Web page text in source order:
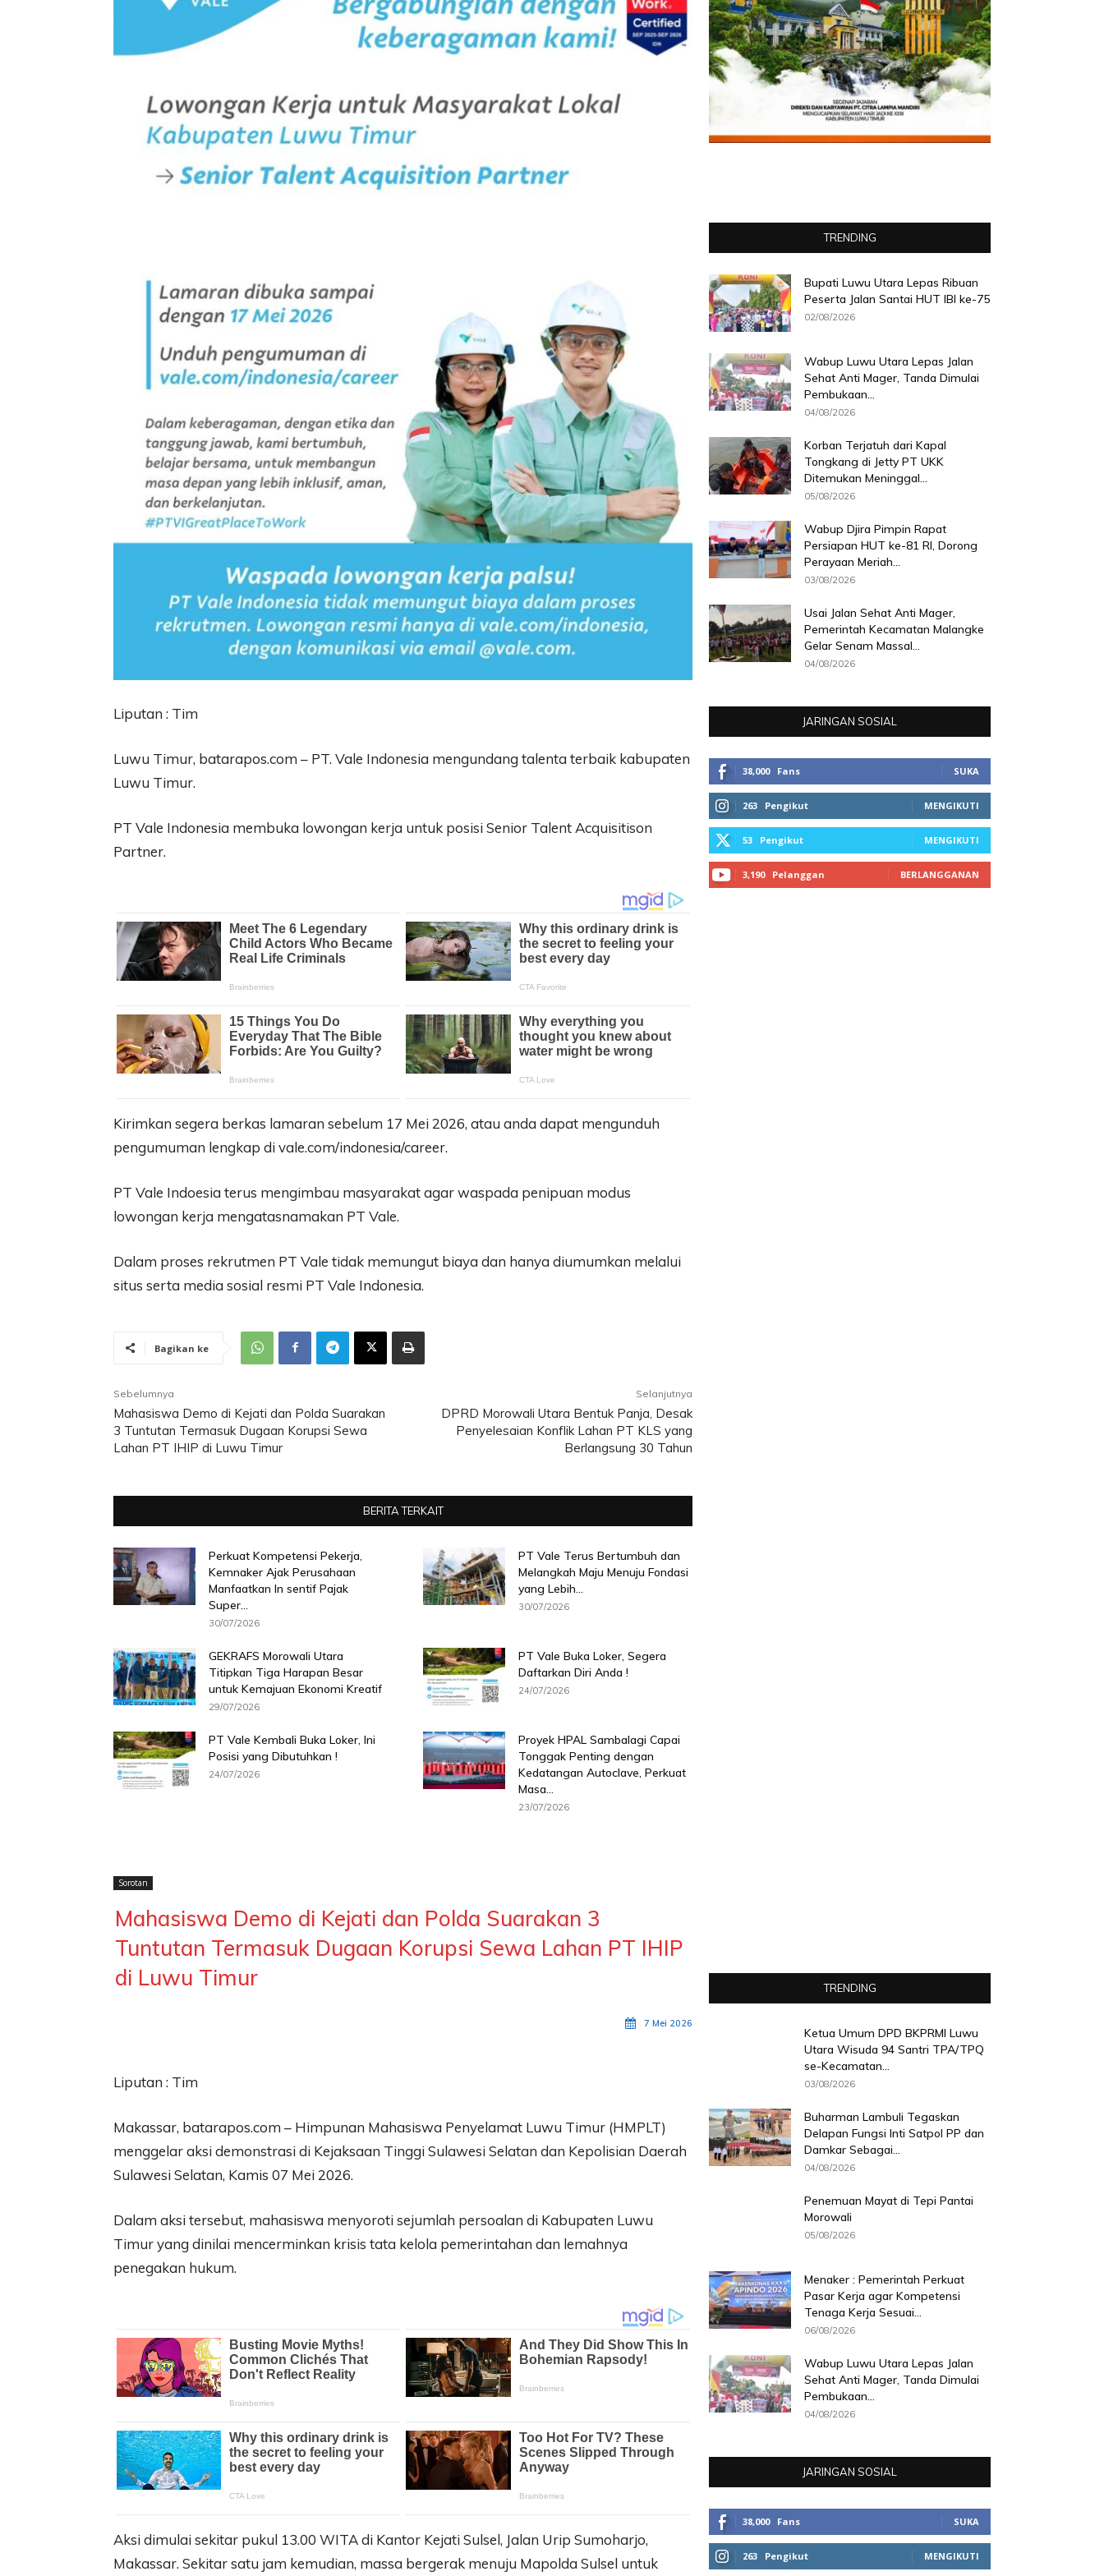
Liputan : Tim
Luwu Timur, batarapos.com – PT. Vale Indonesia mengundang talenta terbaik kabupaten
Luwu Timur.
PT Vale Indonesia membuka lowongan kerja untuk posisi Senior Talent Acquisitison
Partner.
Kirimkan segera berkas lamaran sebelum 17 Mei 2026, atau anda dapat mengunduh
pengumuman lengkap di vale.com/indonesia/career.
PT Vale Indoesia terus mengimbau masyarakat agar waspada penipuan modus
lowongan kerja mengatasnamakan PT Vale.
Dalam proses rekrutmen PT Vale tidak memungut biaya dan hanya diumumkan melalui
situs serta media sosial resmi PT Vale Indonesia.
Bagikan ke
Sebelumnya
Mahasiswa Demo di Kejati dan Polda Suarakan
3 Tuntutan Termasuk Dugaan Korupsi Sewa
Lahan PT IHIP di Luwu Timur
Selanjutnya
DPRD Morowali Utara Bentuk Panja, Desak
Penyelesaian Konflik Lahan PT KLS yang
Berlangsung 30 Tahun
BERITA TERKAIT
Perkuat Kompetensi Pekerja,
Kemnaker Ajak Perusahaan
Manfaatkan In sentif Pajak
Super...
30/07/2026
PT Vale Terus Bertumbuh dan
Melangkah Maju Menuju Fondasi
yang Lebih...
30/07/2026
GEKRAFS Morowali Utara
Titipkan Tiga Harapan Besar
untuk Kemajuan Ekonomi Kreatif
29/07/2026
PT Vale Buka Loker, Segera
Daftarkan Diri Anda !
24/07/2026
PT Vale Kembali Buka Loker, Ini
Posisi yang Dibutuhkan !
24/07/2026
Proyek HPAL Sambalagi Capai
Tonggak Penting dengan
Kedatangan Autoclave, Perkuat
Masa...
23/07/2026
TRENDING
Bupati Luwu Utara Lepas Ribuan
Peserta Jalan Santai HUT IBI ke-75
02/08/2026
Wabup Luwu Utara Lepas Jalan
Sehat Anti Mager, Tanda Dimulai
Pembukaan...
04/08/2026
Korban Terjatuh dari Kapal
Tongkang di Jetty PT UKK
Ditemukan Meninggal...
05/08/2026
Wabup Djira Pimpin Rapat
Persiapan HUT ke-81 RI, Dorong
Perayaan Meriah...
03/08/2026
Usai Jalan Sehat Anti Mager,
Pemerintah Kecamatan Malangke
Gelar Senam Massal...
04/08/2026
JARINGAN SOSIAL
38,000 Fans SUKA
263 Pengikut MENGIKUTI
53 Pengikut MENGIKUTI
3,190 Pelanggan BERLANGGANAN